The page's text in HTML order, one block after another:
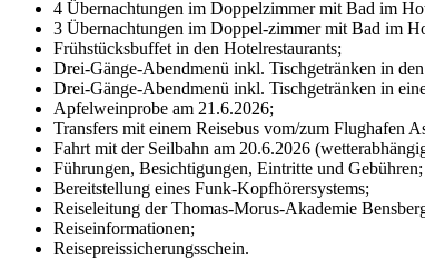
4 Übernachtungen im Doppelzimmer mit Bad im
3 Übernachtungen im Doppel-zimmer mit Bad im
Frühstücksbuffet in den Hotelrestaurants;
Drei-Gänge-Abendmenü inkl. Tischgetränken in
Drei-Gänge-Abendmenü inkl. Tischgetränken in
Apfelweinprobe am 21.6.2026;
Transfers mit einem Reisebus vom/zum Flughafen
Fahrt mit der Seilbahn am 20.6.2026
Führungen, Besichtigungen, Eintritte und Gebühren;
Bereitstellung eines Funk-Kopfhörersystems;
Reiseleitung der Thomas-Morus-Akademie
Reiseinformationen;
Reisepreissicherungsschein.